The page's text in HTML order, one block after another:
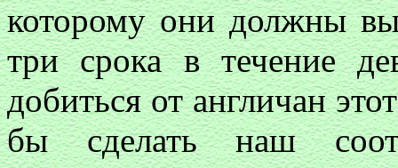
которому они должны
три срока в течение
добиться от англичан
бы сделать наш